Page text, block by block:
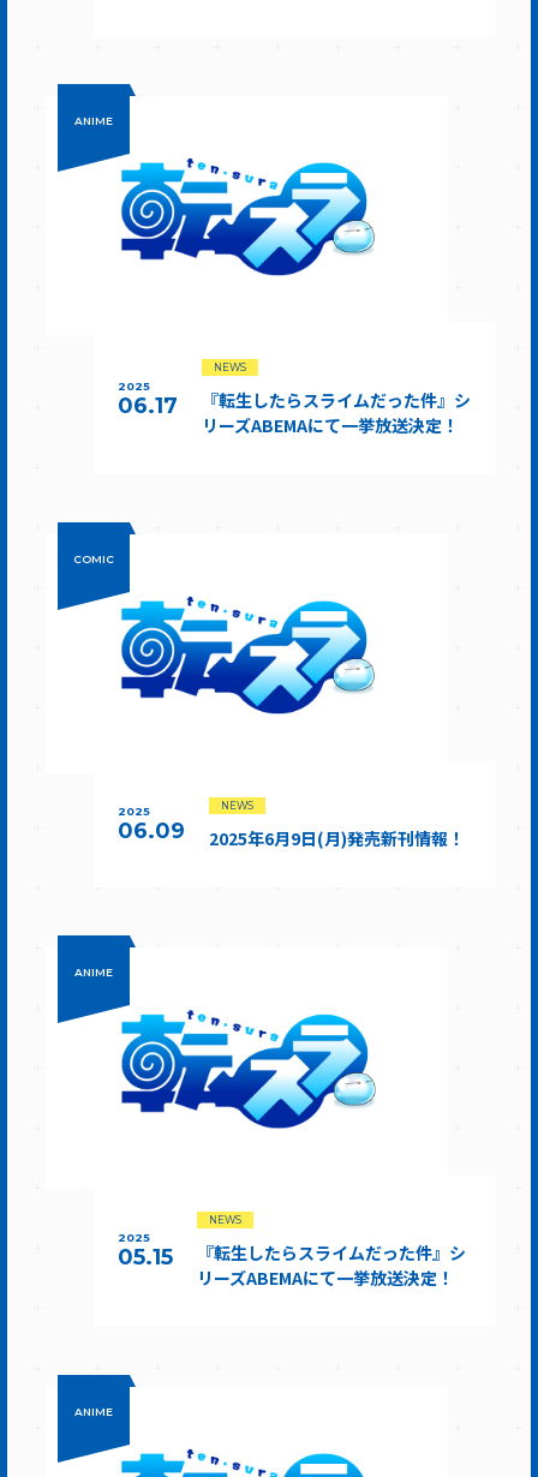
ANIME
2025
06.17
NEWS
『転生したらスライムだった件』シ
リーズABEMAにて一挙放送決定！
COMIC
2025
06.09
NEWS
2025年6月9日(月)発売新刊情報！
ANIME
2025
05.15
NEWS
『転生したらスライムだった件』シ
リーズABEMAにて一挙放送決定！
ANIME